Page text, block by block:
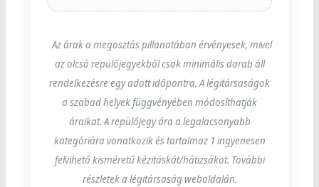
Az árak a megosztás pillanatában érvényesek, mivel
az olcsó repülőjegyekből csak minimális darab áll
rendelkezésre egy adott időpontra. A légitársaságok
a szabad helyek függvényében módosíthatják
áraikat. A repülőjegy ára a legalacsonyabb
kategóriára vonatkozik és tartalmaz 1 ingyenesen
felvihető kisméretű kézitáskát/hátizsákot. További
részletek a légitársaság weboldalán.